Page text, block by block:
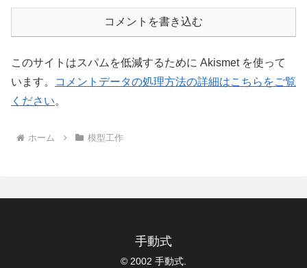
コメントを書き込む
このサイトはスパムを低減するために Akismet を使って
います。
コメントデータの処理方法の詳細はこちらをご覧
ください。
ホーム 模型工作
手動式
© 2002 手動式.